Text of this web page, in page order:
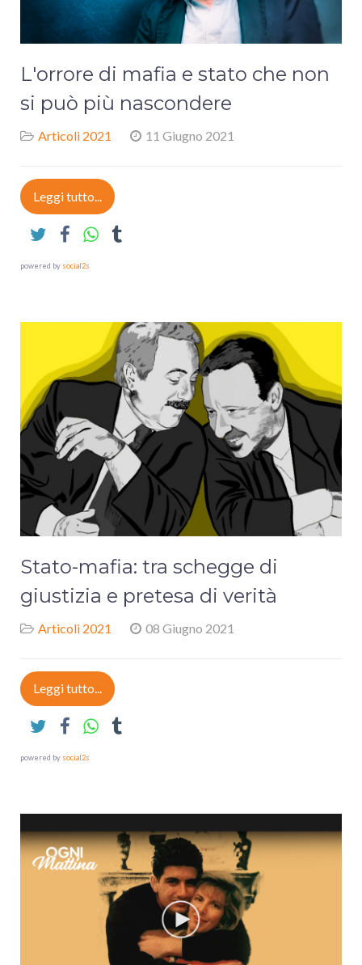
L'orrore di mafia e stato che non
si può più nascondere
Articoli 2021 11 Giugno 2021
Leggi tutto...
powered by social2s
Stato-mafia: tra schegge di
giustizia e pretesa di verità
Articoli 2021 08 Giugno 2021
Leggi tutto...
powered by social2s